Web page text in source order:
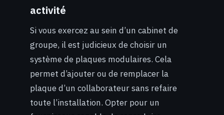
activité
Si vous exercez au sein d’un cabinet de
groupe, il est judicieux de choisir un
système de plaques modulaires. Cela
permet d’ajouter ou de remplacer la
plaque d’un collaborateur sans refaire
toute l’installation. Opter pour un